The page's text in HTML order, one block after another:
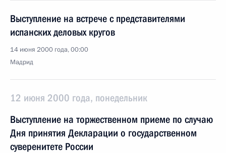
Выступление на встрече с представителями
испанских деловых кругов
14 июня 2000 года, 00:00
Мадрид
12 июня 2000 года, понедельник
Выступление на торжественном приеме по случаю
Дня принятия Декларации о государственном
суверенитете России